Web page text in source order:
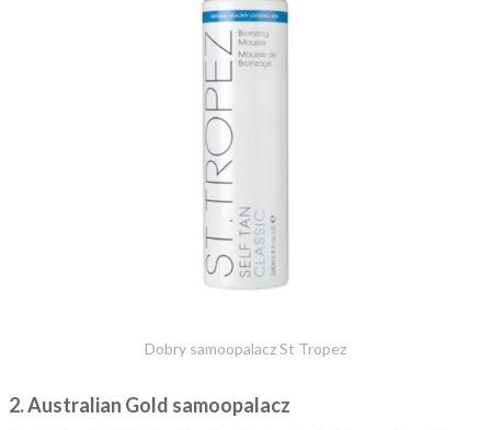
Dobry samoopalacz St Tropez
2. Australian Gold samoopalacz